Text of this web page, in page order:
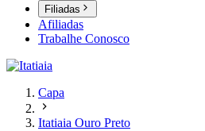
Filiadas
Afiliadas
Trabalhe Conosco
Capa
Itatiaia Ouro Preto